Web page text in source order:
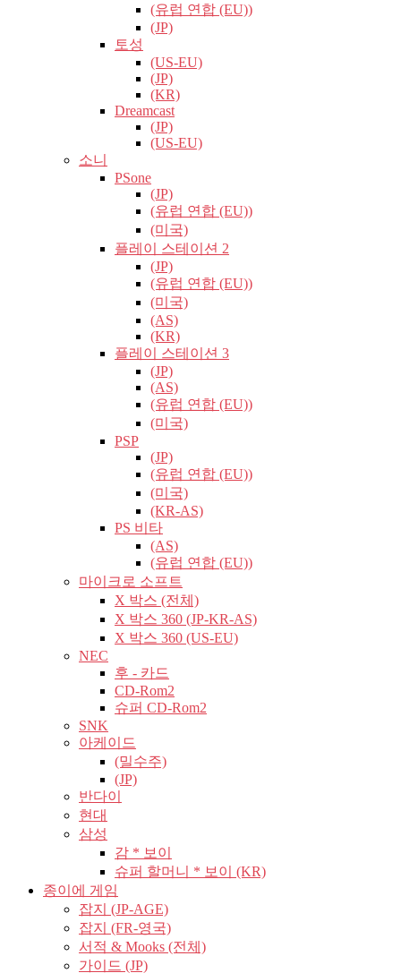
(유럽​​ 연합 (EU))
(JP)
토성
(US-EU)
(JP)
(KR)
Dreamcast
(JP)
(US-EU)
소니
PSone
(JP)
(유럽​​ 연합 (EU))
(미국)
플레이 스테이션 2
(JP)
(유럽​​ 연합 (EU))
(미국)
(AS)
(KR)
플레이 스테이션 3
(JP)
(AS)
(유럽​​ 연합 (EU))
(미국)
PSP
(JP)
(유럽​​ 연합 (EU))
(미국)
(KR-AS)
PS 비타
(AS)
(유럽​​ 연합 (EU))
마이크로 소프트
X 박스 (전체)
X 박스 360 (JP-KR-AS)
X 박스 360 (US-EU)
NEC
후 - 카드
CD-Rom2
슈퍼 CD-Rom2
SNK
아케이드
(밀수주)
(JP)
반다이
현대
삼성
감 * 보이
슈퍼 할머니 * 보이 (KR)
종이에 게임
잡지 (JP-AGE)
잡지 (FR-영국)
서적 & Mooks (전체)
가이드 (JP)